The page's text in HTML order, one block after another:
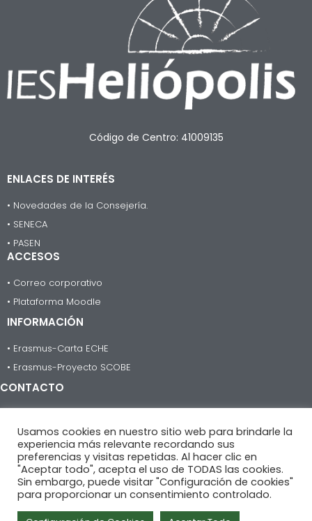
Código de Centro: 41009135
ENLACES DE INTERÉS
• Novedades de la Consejería.
• SENECA
• PASEN
ACCESOS
• Correo corporativo
• Plataforma Moodle
INFORMACIÓN
• Erasmus-Carta ECHE
• Erasmus-Proyecto SCOBE
CONTACTO
informacion@iesheliopolis.com
C/Guadalbullón, nº 1
41013 Sevilla.
Usamos cookies en nuestro sitio web para brindarle la
experiencia más relevante recordando sus
preferencias y visitas repetidas. Al hacer clic en
"Aceptar todo", acepta el uso de TODAS las cookies.
Sin embargo, puede visitar "Configuración de cookies"
para proporcionar un consentimiento controlado.